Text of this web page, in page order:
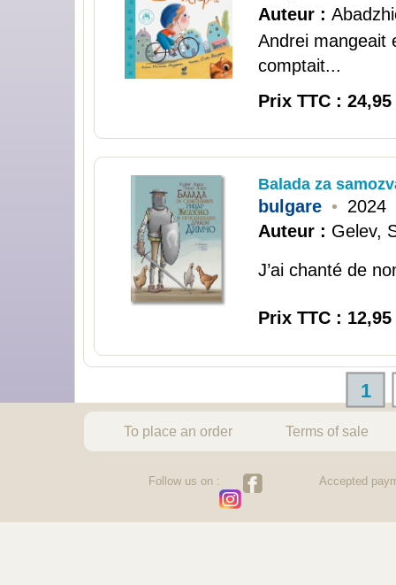
Auteur :
Andrei mangeait
comptait...
Prix TTC : 24,95
Balada za
bulgare • 2024
Auteur : Gelev,
J’ai chanté de
Prix TTC : 12,95
1
To place an order Terms of sale
Follow us on : Accepted